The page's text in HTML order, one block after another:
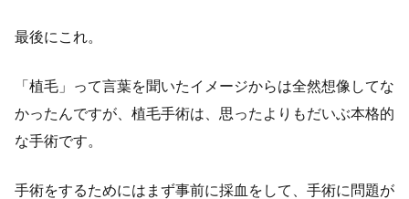
最後にこれ。
「植毛」って言葉を聞いたイメージからは全然想像してな
かったんですが、植毛手術は、思ったよりもだいぶ本格的
な手術です。
手術をするためにはまず事前に採血をして、手術に問題が